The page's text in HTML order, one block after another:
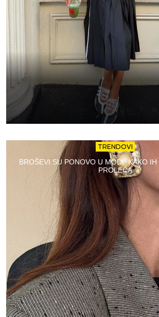
TRENDOVI
BROŠEVI SU PONOVO U MODI: KAKO
PROLEĆA